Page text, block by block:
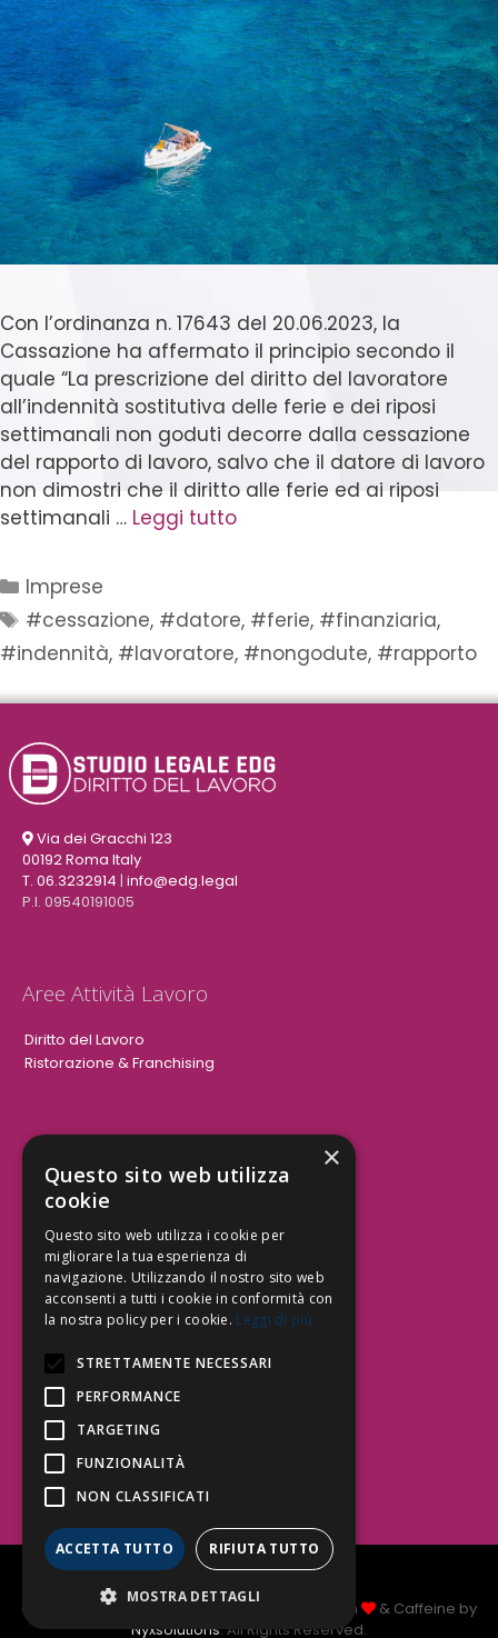
Con l’ordinanza n. 17643 del 20.06.2023, la
Cassazione ha affermato il principio secondo il
quale “La prescrizione del diritto del lavoratore
all’indennità sostitutiva delle ferie e dei riposi
settimanali non goduti decorre dalla cessazione
del rapporto di lavoro, salvo che il datore di lavoro
non dimostri che il diritto alle ferie ed ai riposi
settimanali … Leggi tutto
Imprese
#cessazione, #datore, #ferie, #finanziaria,
#indennità, #lavoratore, #nongodute, #rapporto
Via dei Gracchi 123
00192 Roma Italy
T. 06.3232914 | info@edg.legal
P.I. 09540191005
Aree Attività Lavoro
Diritto del Lavoro
Ristorazione & Franchising
Aree Attività Civile
Tutele del Credito
Responsabilità Civile
Contrattualistica
Segui lo Studio EDG sui social.
Invia messaggio
T. 06.3232914
info@edg.legal
Privacy Policy|Cookie Policy
Copyright Studio Legale EDG 2026 © Made with
& Caffeine by
Nyxsolutions. All Rights Reserved.
×
Questo sito web utilizza
cookie
Questo sito web utilizza i cookie per
migliorare la tua esperienza di
navigazione. Utilizzando il nostro sito web
acconsenti a tutti i cookie in conformità con
la nostra policy per i cookie. Leggi di più
STRETTAMENTE NECESSARI
PERFORMANCE
TARGETING
FUNZIONALITÀ
NON CLASSIFICATI
ACCETTA TUTTO RIFIUTA TUTTO
MOSTRA DETTAGLI